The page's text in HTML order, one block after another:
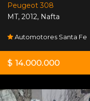
Peugeot 308
MT, 2012, Nafta
Automotores Santa Fe
$ 14.000.000